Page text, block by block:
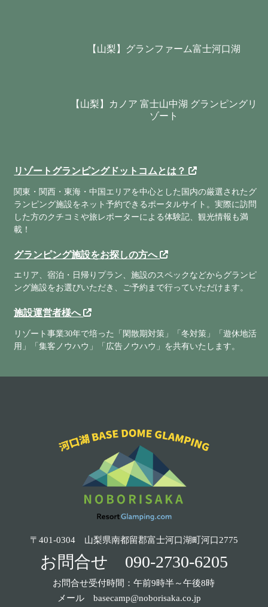
【山梨】グランファーム富士河口湖
【山梨】カノア 富士山中湖 グランピングリ
ゾート
リゾートグランピングドットコムとは？
関東・関西・東海・中国エリアを中心とした国内の厳選されたグ
ランピング施設をネット予約できるポータルサイト。実際に訪問
した方のクチコミや旅レポーターによる体験記、観光情報も満
載！
グランピング施設をお探しの方へ
エリア、宿泊・日帰りプラン、施設のスペックなどからグランピ
ング施設をお選びいただき、ご予約まで行っていただけます。
施設運営者様へ
リゾート事業30年で培った「閑散期対策」「冬対策」「遊休地活
用」「集客ノウハウ」「広告ノウハウ」を共有いたします。
〒401-0304 山梨県南都留郡富士河口湖町河口2775
お問合せ 090-2730-6205
お問合せ受付時間：午前9時半～午後8時
メールbasecamp@noborisaka.co.jp